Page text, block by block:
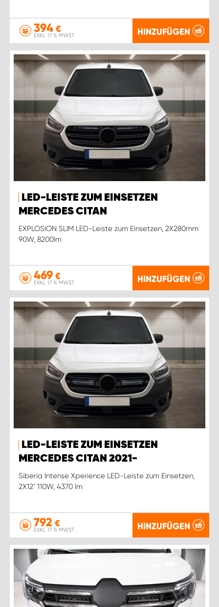
394 €
EXKL. 17 % MWST. HINZUFÜGEN
LED-LEISTE ZUM EINSETZEN
MERCEDES CITAN
EXPLOSION SLIM LED-Leiste zum Einsetzen, 2X280mm
90W, 8200lm
469 €
EXKL. 17 % MWST. HINZUFÜGEN
LED-LEISTE ZUM EINSETZEN
MERCEDES CITAN 2021-
Siberia Intense Xperience LED-Leiste zum Einsetzen,
2X12'' 110W, 4370 lm
792 €
EXKL. 17 % MWST. HINZUFÜGEN